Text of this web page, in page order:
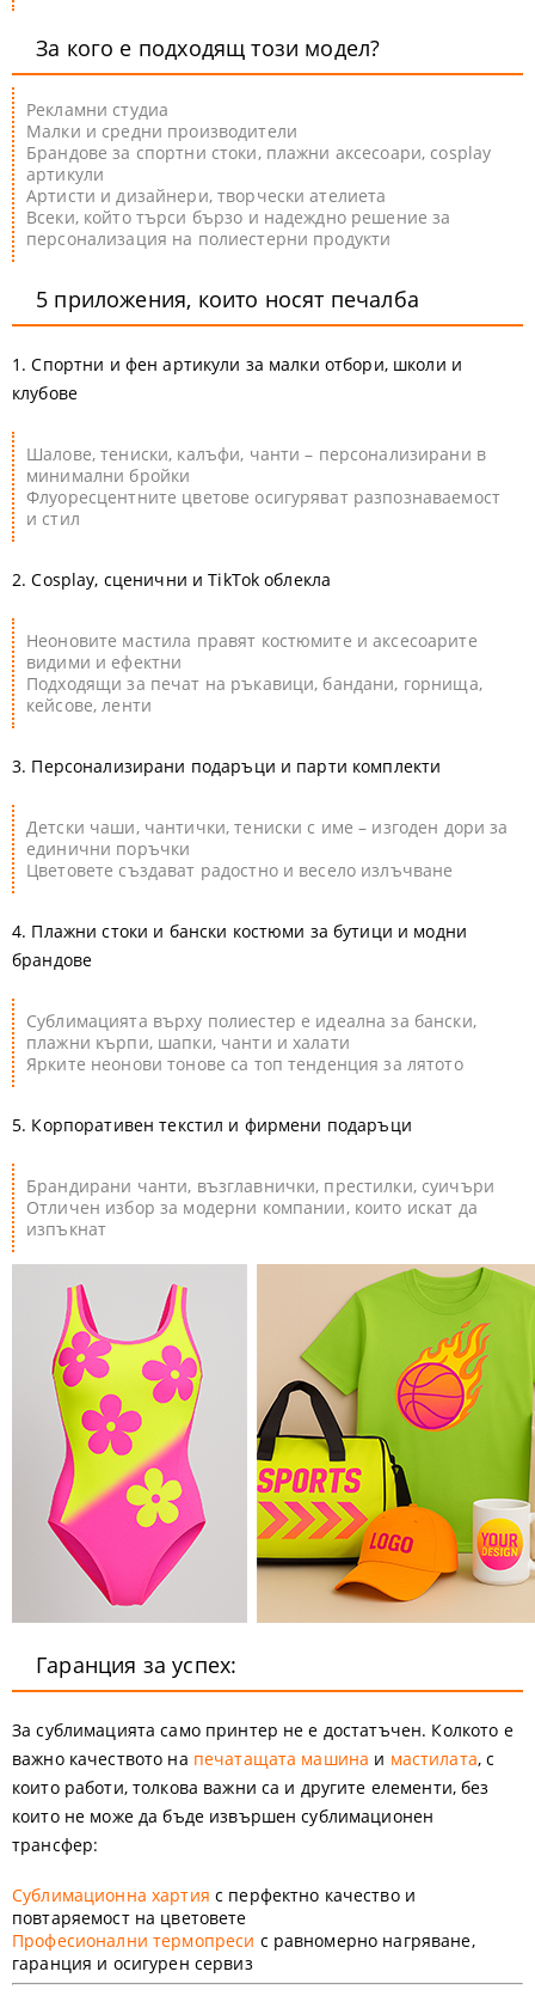
За кого е подходящ този модел?
Рекламни студиa
Малки и средни производители
Брандове за спортни стоки, плажни аксесоари, cosplay
артикули
Артисти и дизайнери, творчески ателиета
Всеки, който търси бързо и надеждно решение за
персонализация на полиестерни продукти
5 приложения, които носят печалба
1. Спортни и фен артикули за малки отбори, школи и
клубове
Шалове, тениски, калъфи, чанти – персонализирани в
минимални бройки
Флуоресцентните цветове осигуряват разпознаваемост
и стил
2. Cosplay, сценични и TikTok облекла
Неоновите мастила правят костюмите и аксесоарите
видими и ефектни
Подходящи за печат на ръкавици, бандани, горнища,
кейсове, ленти
3. Персонализирани подаръци и парти комплекти
Детски чаши, чантички, тениски с име – изгоден дори за
единични поръчки
Цветовете създават радостно и весело излъчване
4. Плажни стоки и бански костюми за бутици и модни
брандове
Сублимацията върху полиестер е идеална за бански,
плажни кърпи, шапки, чанти и халати
Ярките неонови тонове са топ тенденция за лятото
5. Корпоративен текстил и фирмени подаръци
Брандирани чанти, възглавнички, престилки, суичъри
Отличен избор за модерни компании, които искат да
изпъкнат
Гаранция за успех:
За сублимацията само принтер не е достатъчен. Колкото е
важно качеството на печатащата машина и мастилата, с
които работи, толкова важни са и другите елементи, без
които не може да бъде извършен сублимационен
трансфер:
Сублимационна хартия с перфектно качество и
повтаряемост на цветовете
Професионални термопреси с равномерно нагряване,
гаранция и осигурен сервиз